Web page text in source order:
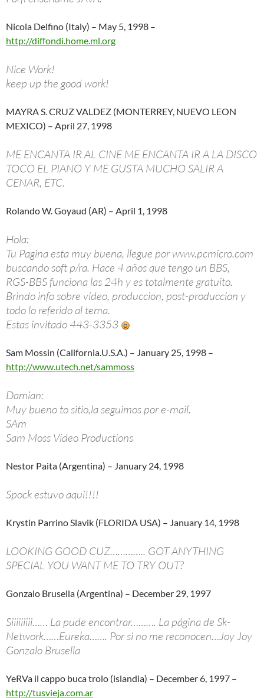
Nicola Delfino (Italy) – May 5, 1998 –
http://diffondi.home.ml.org
Nice Work!
keep up the good work!
MAYRA S. CRUZ VALDEZ (MONTERREY, NUEVO LEON
MEXICO) – April 27, 1998
ME ENCANTA IR AL CINE ME ENCANTA IR A LA DISCO
TOCO EL PIANO Y ME GUSTA MUCHO SALIR A
CENAR, ETC.
Rolando W. Goyaud (AR) – April 1, 1998
Hola:
Tu Pagina esta muy buena, llegue por www.pcmicro.com
buscando soft p/ra. Hace 4 años que tengo un BBS,
RGS-BBS funciona las 24h y es totalmente gratuito.
Brindo info sobre video, produccion, post-produccion y
todo lo referido al tema.
Estas invitado 443-3353
Sam Mossin (California.U.S.A.) – January 25, 1998 –
http://www.utech.net/sammoss
Damian:
Muy bueno to sitio,la seguimos por e-mail.
SAm
Sam Moss Video Productions
Nestor Paita (Argentina) – January 24, 1998
Spock estuvo aqui!!!!
Krystin Parrino Slavik (FLORIDA USA) – January 14, 1998
LOOKING GOOD CUZ………….. GOT ANYTHING
SPECIAL YOU WANT ME TO TRY OUT?
Gonzalo Brusella (Argentina) – December 29, 1997
Siiiiiiiii…… La pude encontrar………. La página de Sk-
Network……Eureka……. Por si no me reconocen…Joy Joy
Gonzalo Brusella
YeRVa il cappo buca trolo (islandia) – December 6, 1997 –
http://tusvieja.com.ar